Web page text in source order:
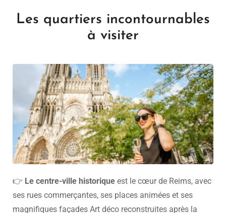
Les quartiers incontournables
à visiter
👉 Le centre-ville historique est le cœur de Reims, avec
ses rues commerçantes, ses places animées et ses
magnifiques façades Art déco reconstruites après la